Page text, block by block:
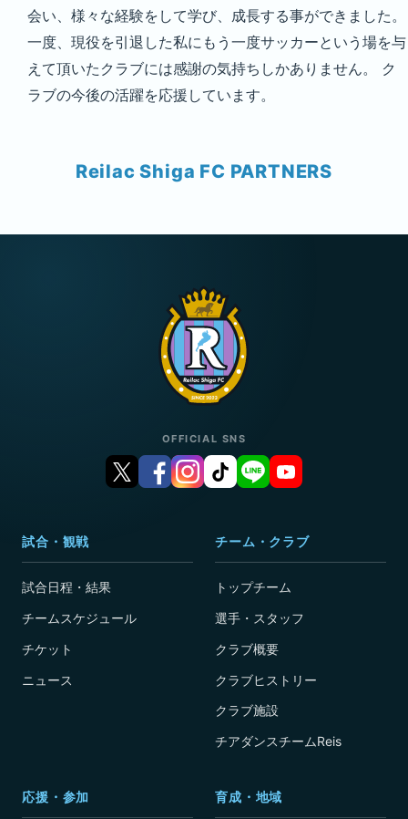
会い、様々な経験をして学び、成長する事ができました。
一度、現役を引退した私にもう一度サッカーという場を与
えて頂いたクラブには感謝の気持ちしかありません。 ク
ラブの今後の活躍を応援しています。
Reilac Shiga FC PARTNERS
OFFICIAL SNS
試合・観戦
試合日程・結果
チームスケジュール
チケット
ニュース
チーム・クラブ
トップチーム
選手・スタッフ
クラブ概要
クラブヒストリー
クラブ施設
チアダンスチームReis
応援・参加 育成・地域